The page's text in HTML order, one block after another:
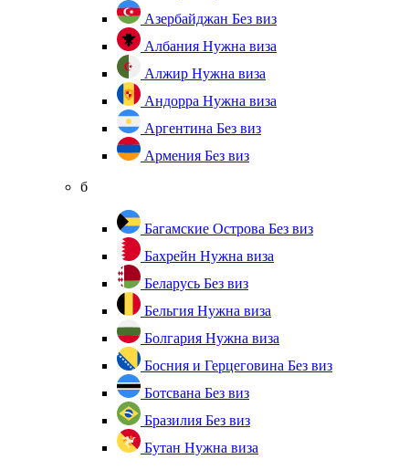
Азербайджан Без виз
Албания Нужна виза
Алжир Нужна виза
Андорра Нужна виза
Аргентина Без виз
Армения Без виз
б
Багамские Острова Без виз
Бахрейн Нужна виза
Беларусь Без виз
Бельгия Нужна виза
Болгария Нужна виза
Босния и Герцеговина Без виз
Ботсвана Без виз
Бразилия Без виз
Бутан Нужна виза